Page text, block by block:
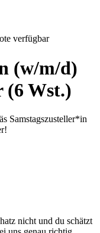
verfügbar
(w/m/d)
(6 Wst.)
Samstagszusteller*in
nicht und du schätzt